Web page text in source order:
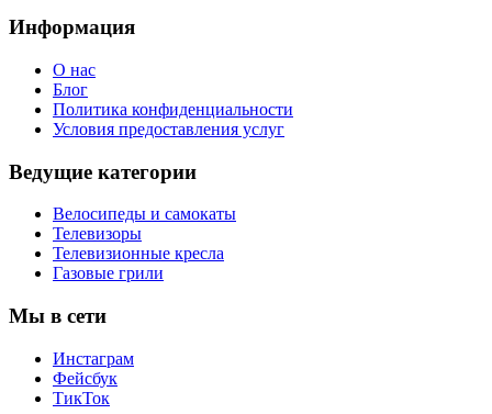
Информация
О нас
Блог
Политика конфиденциальности
Условия предоставления услуг
Ведущие категории
Велосипеды и самокаты
Телевизоры
Телевизионные кресла
Газовые грили
Мы в сети
Инстаграм
Фейсбук
ТикТок